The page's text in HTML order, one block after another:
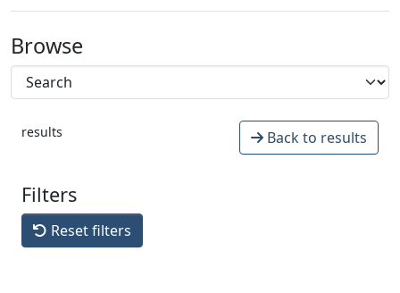
Browse
results Back to results
Filters
Reset filters